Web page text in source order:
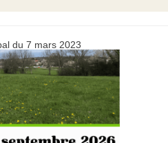
du 7 mars 2023